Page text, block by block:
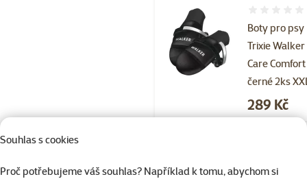
Souhlas s cookies
Proč potřebujeme váš souhlas? Například k tomu, abychom si
Boty pro psy
Trixie Walker
Care Comfort
černé 2ks
Cena
289 Kč